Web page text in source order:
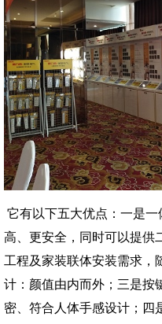
它有以下五大优点：一是
高、更安全，同时可以提供
工程及家装联体安装需求，
计：颜值由内而外；三是按
密、符合人体手感设计；四